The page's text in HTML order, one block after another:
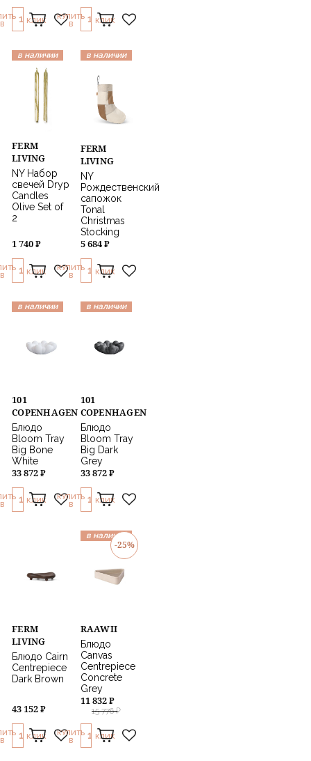
В
1 КЛИК
КУПИТЬ
В
1 КЛИК
в наличии
FERM
LIVING
NY Набор
свечей Dryp
Candles
Olive Set of
2
1 740 ₽
В
1 КЛИК
в наличии
FERM
LIVING
NY
Рождественский
сапожок
Tonal
Christmas
Stocking
5 684 ₽
КУПИТЬ
В
1 КЛИК
в наличии
101
COPENHAGEN
Блюдо
Bloom Tray
Big Bone
White
33 872 ₽
В
1 КЛИК
в наличии
101
COPENHAGEN
Блюдо
Bloom Tray
Big Dark
Grey
33 872 ₽
КУПИТЬ
В
1 КЛИК
FERM
LIVING
Блюдо Cairn
Centrepiece
Dark Brown
43 152 ₽
В
1 КЛИК
в наличии
-25%
RAAWII
Блюдо
Canvas
Centrepiece
Concrete
Grey
15 776 ₽
11 832 ₽
КУПИТЬ
В
1 КЛИК